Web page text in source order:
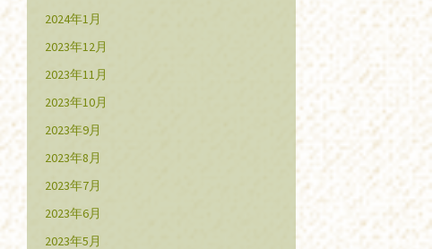
2024年1月
2023年12月
2023年11月
2023年10月
2023年9月
2023年8月
2023年7月
2023年6月
2023年5月